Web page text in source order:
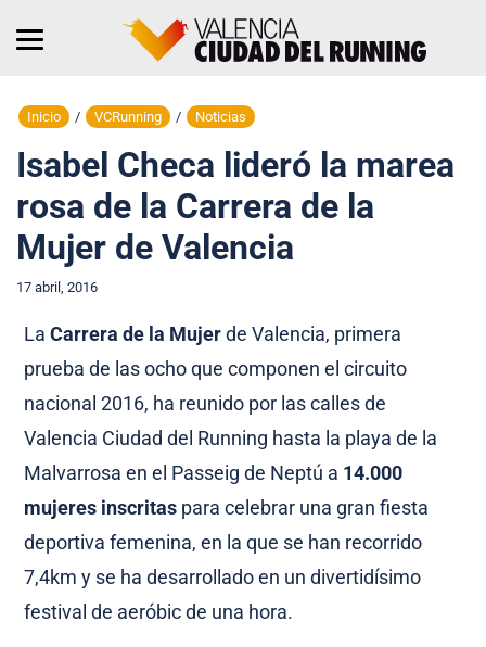
Inicio / VCRunning / Noticias
Isabel Checa lideró la marea
rosa de la Carrera de la
Mujer de Valencia
17 abril, 2016
LaCarrera de la Mujerde Valencia, primera
prueba de las ocho que componen el circuito
nacional 2016, ha reunido por las calles de
Valencia Ciudad del Running hasta la playa de la
Malvarrosa en el Passeig de Neptú a 14.000
mujeres inscritas para celebrar una gran fiesta
deportiva femenina, en la que se han recorrido
7,4km y se ha desarrollado en un divertidísimo
festival de aeróbic de una hora.